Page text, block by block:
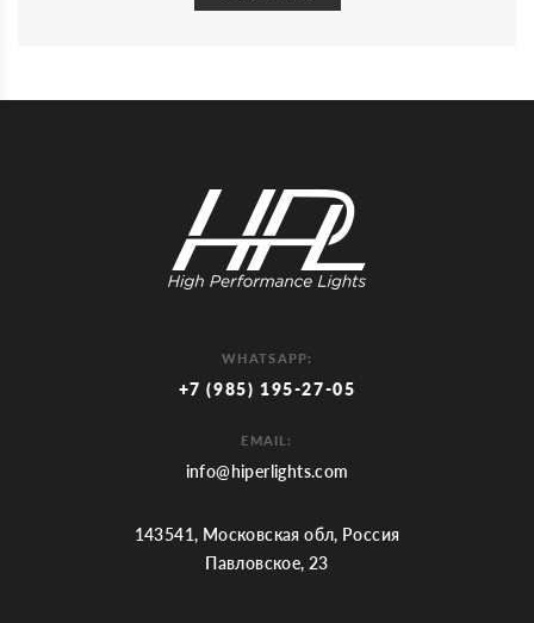
WHATSAPP:
+7 (985) 195-27-05
EMAIL:
info@hiperlights.com
143541, Московская обл, Россия
Павловское, 23